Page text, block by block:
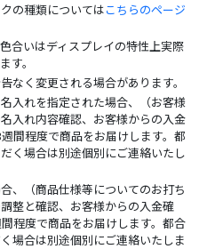
の種類についてはこちらのページ
合いはディスプレイの特性上実際
す。
なく変更される場合があります。
入れを指定された場合、（お客様
入れ内容確認、お客様からの入金
間程度で商品をお届けします。都
く場合は別途個別にご連絡いたし
、（商品仕様等についてのお打ち
整と確認、お客様からの入金確
程度で商品をお届けします。都合
場合は別途個別にご連絡いたしま